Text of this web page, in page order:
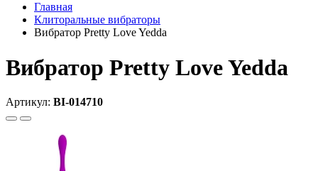
Главная
Клиторальные вибраторы
Вибратор Pretty Love Yedda
Вибратор Pretty Love Yedda
Артикул: BI-014710